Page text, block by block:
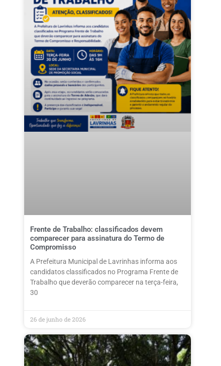
Frente de Trabalho: classificados devem
comparecer para assinatura do Termo de
Compromisso
A Prefeitura Municipal de Lavrinhas informa aos
candidatos classificados no Programa Frente de
Trabalho que deverão comparecer na terça-feira,
30
26 de junho de 2026